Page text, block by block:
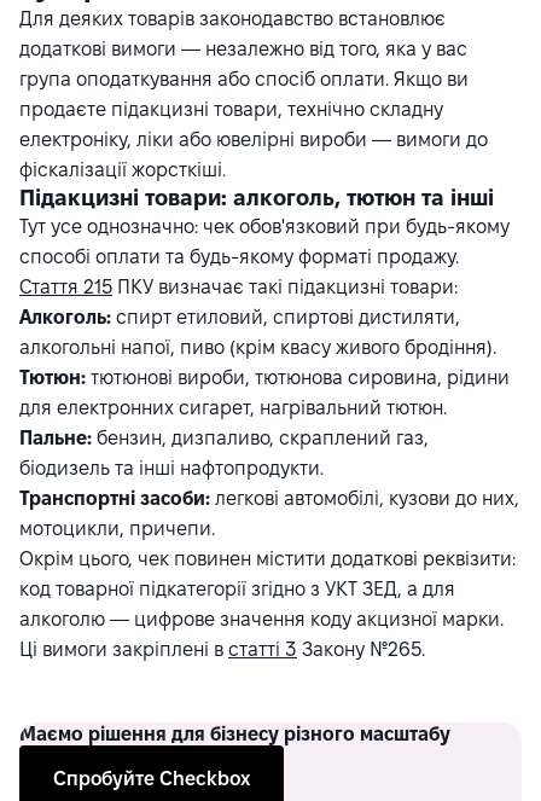
Для деяких товарів законодавство встановлює
додаткові вимоги — незалежно від того, яка у вас
група оподаткування або спосіб оплати. Якщо ви
продаєте підакцизні товари, технічно складну
електроніку, ліки або ювелірні вироби — вимоги до
фіскалізації жорсткіші.
Підакцизні товари: алкоголь, тютюн та інші
Тут усе однозначно: чек обов'язковий при будь-якому
способі оплати та будь-якому форматі продажу.
Стаття 215 ПКУ визначає такі підакцизні товари:
Алкоголь: спирт етиловий, спиртові дистиляти,
алкогольні напої, пиво (крім квасу живого бродіння).
Тютюн: тютюнові вироби, тютюнова сировина, рідини
для електронних сигарет, нагрівальний тютюн.
Пальне: бензин, дизпаливо, скраплений газ,
біодизель та інші нафтопродукти.
Транспортні засоби: легкові автомобілі, кузови до них,
мотоцикли, причепи.
Окрім цього, чек повинен містити додаткові реквізити:
код товарної підкатегорії згідно з УКТ ЗЕД, а для
алкоголю — цифрове значення коду акцизної марки.
Ці вимоги закріплені в статті 3 Закону №265.
Маємо рішення для бізнесу різного масштабу
Спробуйте Checkbox